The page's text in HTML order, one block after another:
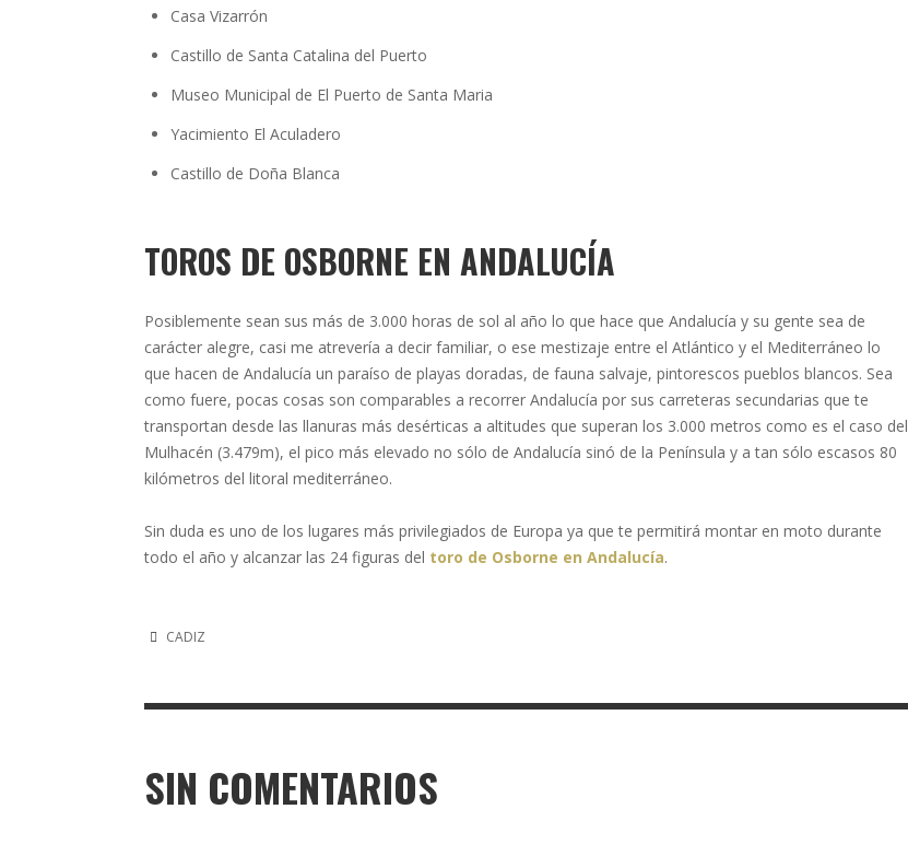
Casa Vizarrón
Castillo de Santa Catalina del Puerto
Museo Municipal de El Puerto de Santa Maria
Yacimiento El Aculadero
Castillo de Doña Blanca
TOROS DE OSBORNE EN ANDALUCÍA
Posiblemente sean sus más de 3.000 horas de sol al año lo que hace que Andalucía y su gente sea de
carácter alegre, casi me atrevería a decir familiar, o ese mestizaje entre el Atlántico y el Mediterráneo lo
que hacen de Andalucía un paraíso de playas doradas, de fauna salvaje, pintorescos pueblos blancos. Sea
como fuere, pocas cosas son comparables a recorrer Andalucía por sus carreteras secundarias que te
transportan desde las llanuras más desérticas a altitudes que superan los 3.000 metros como es el caso del
Mulhacén (3.479m), el pico más elevado no sólo de Andalucía sinó de la Península y a tan sólo escasos 80
kilómetros del litoral mediterráneo.
Sin duda es uno de los lugares más privilegiados de Europa ya que te permitirá montar en moto durante
todo el año y alcanzar las 24 figuras del toro de Osborne en Andalucía.
CADIZ
SIN COMENTARIOS